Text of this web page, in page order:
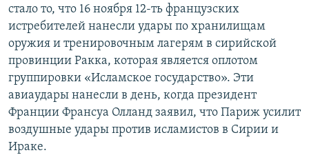
стало то, что 16 ноября 12-ть французских
истребителей нанесли удары по хранилищам
оружия и тренировочным лагерям в сирийской
провинции Ракка, которая является оплотом
группировки «Исламское государство». Эти
авиаудары нанесли в день, когда президент
Франции Франсуа Олланд заявил, что Париж усилит
воздушные удары против исламистов в Сирии и
Ираке.